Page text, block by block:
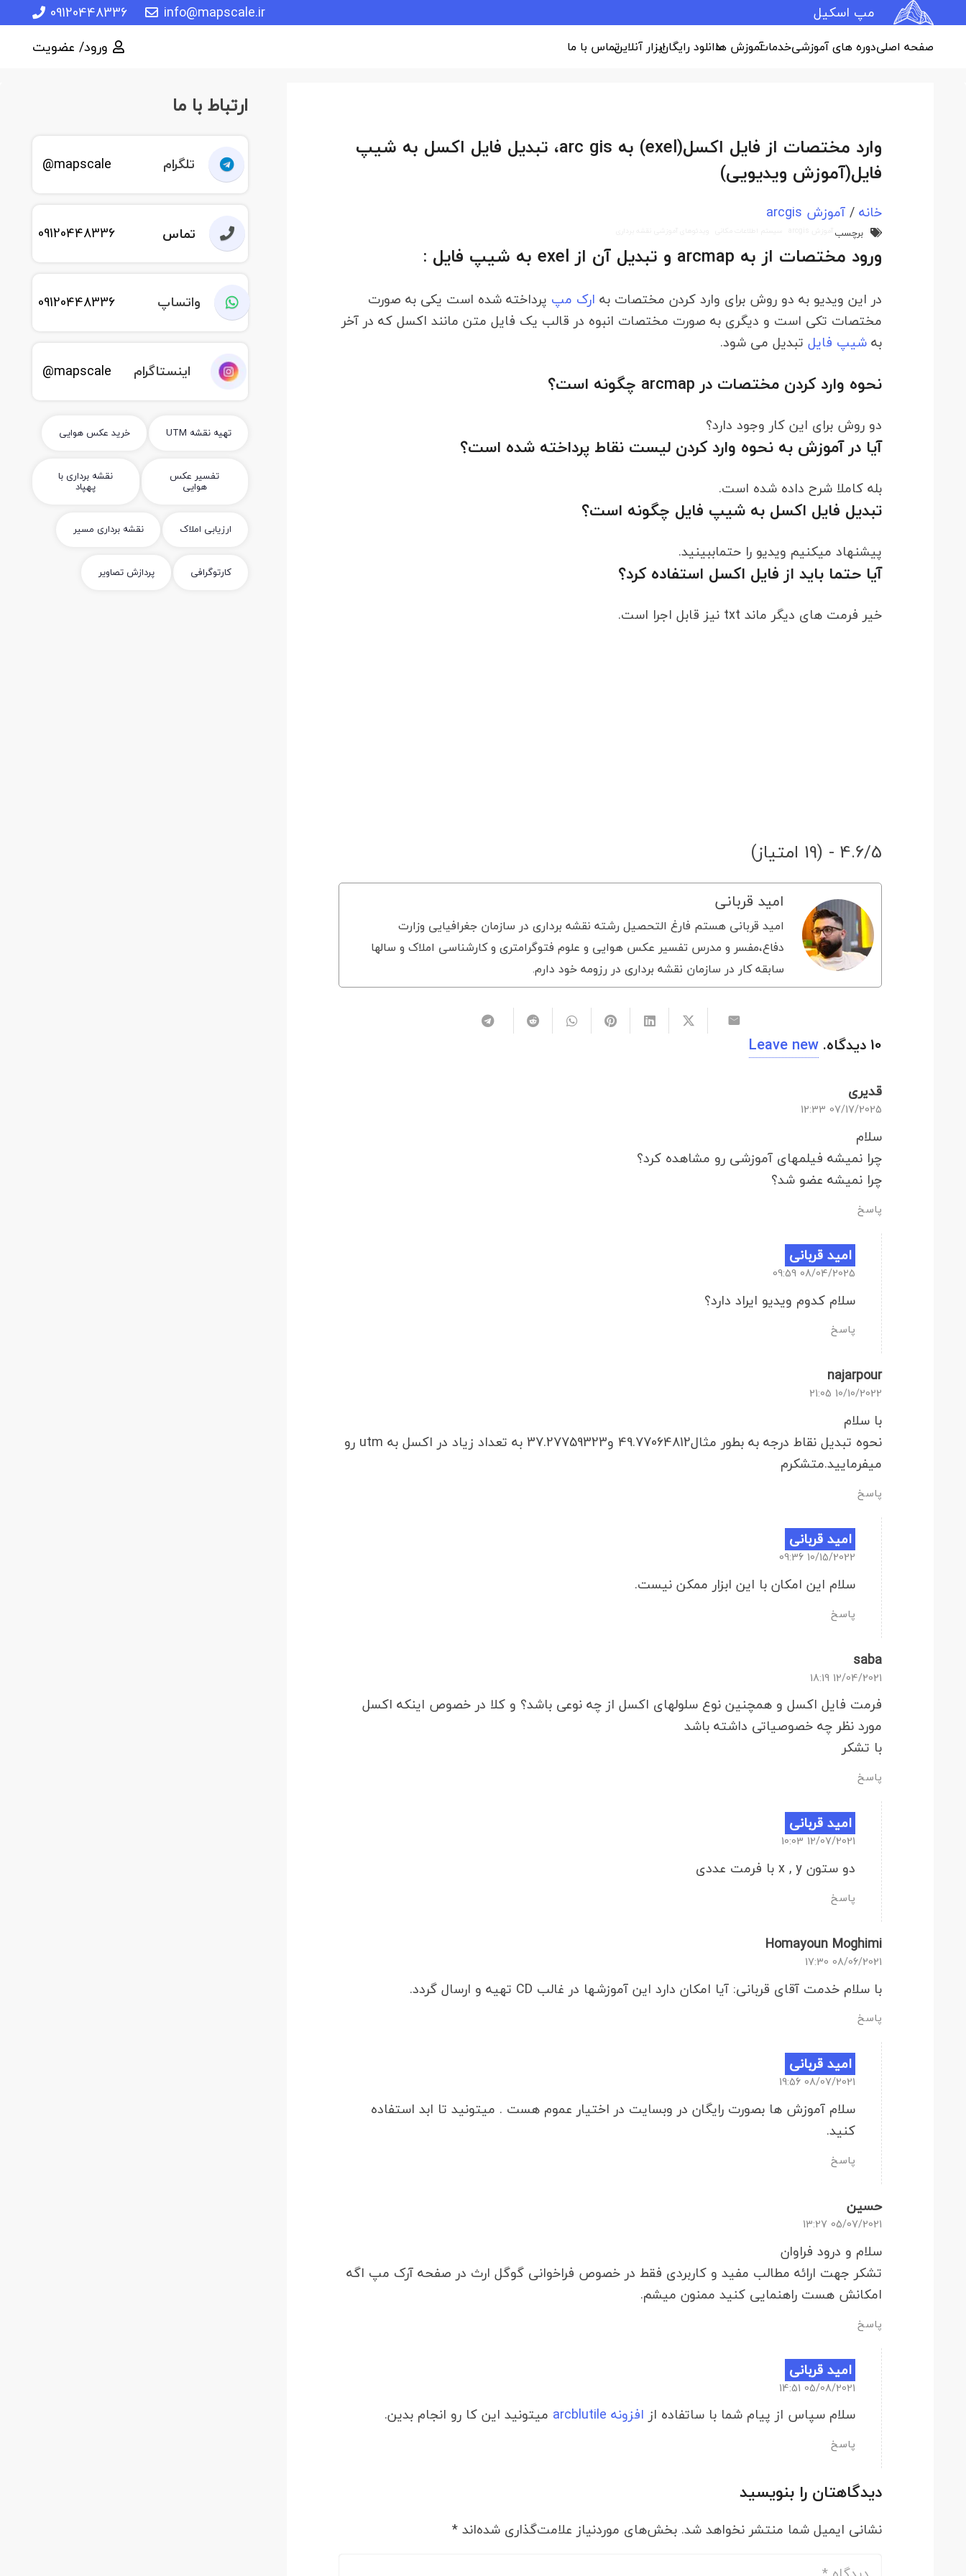
مپ اسکیل info@mapscale.ir
09120448336
صفحه اصلیدوره های آموزشیخدماتآموزش هادانلود رایگانابزار آنلاینتماس با ما ورود/ عضویت
وارد مختصات از فایل اکسل(exel) به arc gis، تبدیل فایل اکسل به شیپ
فایل(آموزش ویدیویی)
خانه/آموزش arcgis
برچسب
ورود مختصات از به arcmap و تبدیل آن از exel به شیپ فایل :
در این ویدیو به دو روش برای وارد کردن مختصات به ارک مپ پرداخته شده است یکی به صورت
مختصات تکی است و دیگری به صورت مختصات انبوه در قالب یک فایل متن مانند اکسل که در آخر
بهشیپ فایل تبدیل می شود.
نحوه وارد کردن مختصات در arcmap چگونه است؟
دو روش برای این کار وجود دارد؟
آیا در آموزش به نحوه وارد کردن لیست نقاط پرداخته شده است؟
بله کاملا شرح داده شده است.
تبدیل فایل اکسل به شیپ فایل چگونه است؟
پیشنهاد میکنیم ویدیو را حتماببینید.
آیا حتما باید از فایل اکسل استفاده کرد؟
خیر فرمت های دیگر ماند txt نیز قابل اجرا است.
4.6/5 - (19 امتیاز)
امید قربانی
امید قربانی هستم فارغ التحصیل رشته نقشه برداری در سازمان جغرافیایی وزارت
دفاع،مفسر و مدرس تفسیر عکس هوایی و علوم فتوگرامتری و کارشناسی املاک و سالها
سابقه کار در سازمان نقشه برداری در رزومه خود دارم.
10 دیدگاه.
Leave new
قدیری
07/17/2025 12:33
سلام
چرا نمیشه فیلمهای آموزشی رو مشاهده کرد؟
چرا نمیشه عضو شد؟
پاسخ
امید قربانی
08/04/2025 09:59
سلام کدوم ویدیو ایراد دارد؟
پاسخ
najarpour
10/10/2022 21:05
با سلام
نحوه تبدیل نقاط درجه به بطور مثال49.77064812 و37.27759323 به تعداد زیاد در اکسل به utm رو
میفرمایید.متشکرم
پاسخ
امید قربانی
10/15/2022 09:36
سلام این امکان با این ابزار ممکن نیست.
پاسخ
saba
12/04/2021 18:19
فرمت فایل اکسل و همچنین نوع سلولهای اکسل از چه نوعی باشد؟ و کلا در خصوص اینکه اکسل
مورد نظر چه خصوصیاتی داشته باشد
با تشکر
پاسخ
امید قربانی
12/07/2021 10:03
دو ستون x , y با فرمت عددی
پاسخ
Homayoun Moghimi
08/06/2021 17:30
با سلام خدمت آقای قربانی: آیا امکان دارد این آموزشها در غالب CD تهیه و ارسال گردد.
پاسخ
امید قربانی
08/07/2021 19:56
سلام آموزش ها بصورت رایگان در وبسایت در اختیار عموم هست . میتونید تا ابد استفاده
کنید.
پاسخ
حسین
05/07/2021 13:27
سلام و درود فراوان
تشکر جهت ارائه مطالب مفید و کاربردی فقط در خصوص فراخوانی گوگل ارث در صفحه آرک مپ اگه
امکانش هست راهنمایی کنید ممنون میشم.
پاسخ
امید قربانی
05/08/2021 14:51
سلام سپاس از پیام شما با ساتفاده ازافزونه arcblutile میتونید این کا رو انجام بدین.
پاسخ
دیدگاهتان را بنویسید
نشانی ایمیل شما منتشر نخواهد شد. بخش‌های موردنیاز علامت‌گذاری شده‌اند*
ارتباط با ما
تلگرام mapscale@
تماس 09120448336
واتساپ 09120448336
اینستاگرام mapscale@
تهیه نقشه UTM خرید عکس هوایی
تفسیر عکس
هوایی
نقشه برداری با
پهپاد
ارزیابی املاک نقشه برداری مسیر
کارتوگرافی پردازش تصاویر